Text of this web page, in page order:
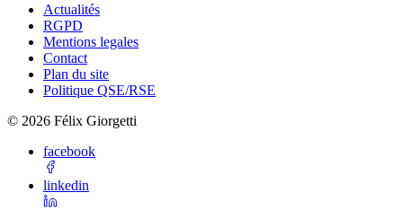
Actualités
RGPD
Mentions legales
Contact
Plan du site
Politique QSE/RSE
© 2026 Félix Giorgetti
facebook
linkedin